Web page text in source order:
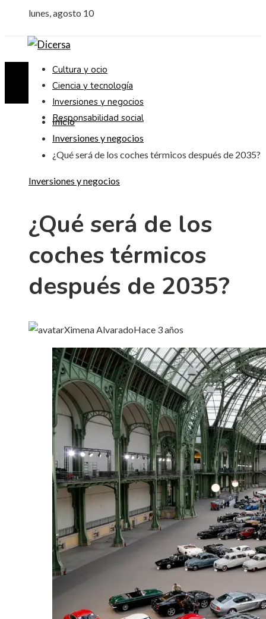
lunes, agosto 10
Cultura y ocio
Ciencia y tecnología
Inversiones y negocios
Responsabilidad social
Inicio
Inversiones y negocios
¿Qué será de los coches térmicos después de 2035?
Inversiones y negocios
¿Qué será de los
coches térmicos
después de 2035?
Ximena AlvaradoHace 3 años